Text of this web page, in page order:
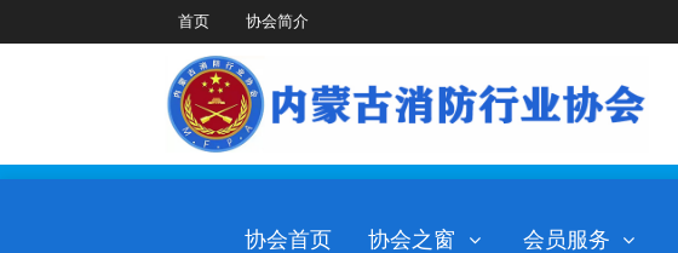
首页 协会简介
协会首页 协会之窗 会员服务